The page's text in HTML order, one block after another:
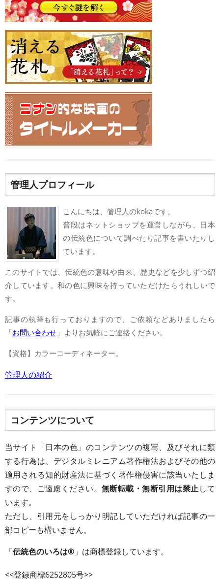
管理人プロフィール
こんにちは、管理人のkokaです。
普段はネットショップを運営しながら、日本
の伝統色について調べたり記事を書いたりし
ています。
このサイトでは、伝統色の意味や由来、歴史などを少しずつ紹
介しています。和の色に興味を持っていただけたらうれしいで
す。
記事の執筆も行っておりますので、ご依頼などありましたら
「お問い合わせ 」よりお気軽にご連絡ください。
【資格】カラーコーディネーター。
管理人の紹介
コンテンツについて
当サイト「日本の色」のコンテンツの複写、及びそれに類
する行為は、デジタルミレニアム著作権法およびその他の
適用される知的財産法に基づく著作権侵害に該当いたしま
すので、ご遠慮ください。 無断転載・無断引用は禁止して
います。
ただし、引用元をしっかり明記していただければ記事の一
部コピーも構いません。
「伝統色のいろは® 」は商標登録しています。
<<登録商標6252805号>>